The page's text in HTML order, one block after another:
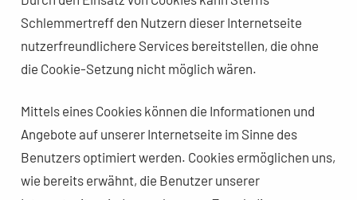
Schlemmertreff den Nutzern dieser Internetseite
nutzerfreundlichere Services bereitstellen, die ohne
die Cookie-Setzung nicht möglich wären.
Mittels eines Cookies können die Informationen und
Angebote auf unserer Internetseite im Sinne des
Benutzers optimiert werden. Cookies ermöglichen uns,
wie bereits erwähnt, die Benutzer unserer